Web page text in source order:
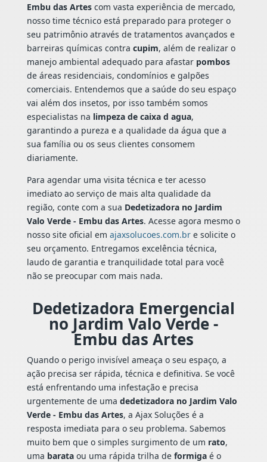
Embu das Artescom vasta experiência de mercado,
nosso time técnico está preparado para proteger o
seu patrimônio através de tratamentos avançados e
barreiras químicas contra cupim, além de realizar o
manejo ambiental adequado para afastar pombos
de áreas residenciais, condomínios e galpões
comerciais. Entendemos que a saúde do seu espaço
vai além dos insetos, por isso também somos
especialistas na limpeza de caixa d agua,
garantindo a pureza e a qualidade da água que a
sua família ou os seus clientes consomem
diariamente.
Para agendar uma visita técnica e ter acesso
imediato ao serviço de mais alta qualidade da
região, conte com a sua Dedetizadora no Jardim
Valo Verde - Embu das Artes. Acesse agora mesmo o
nosso site oficial em ajaxsolucoes.com.bre solicite o
seu orçamento. Entregamos excelência técnica,
laudo de garantia e tranquilidade total para você
não se preocupar com mais nada.
Dedetizadora Emergencial
no Jardim Valo Verde -
Embu das Artes
Quando o perigo invisível ameaça o seu espaço, a
ação precisa ser rápida, técnica e definitiva. Se você
está enfrentando uma infestação e precisa
urgentemente de uma dedetizadora no Jardim Valo
Verde - Embu das Artes, a Ajax Soluções é a
resposta imediata para o seu problema. Sabemos
muito bem que o simples surgimento de um rato,
uma barataou uma rápida trilha de formigaé o